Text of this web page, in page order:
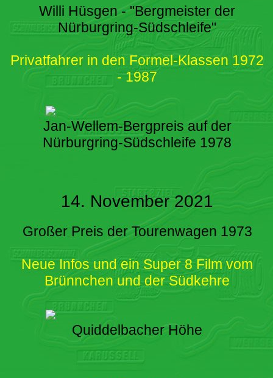
Willi Hüsgen - "Bergmeister der
Nürburgring-Südschleife"
Privatfahrer in den Formel-Klassen 1972
- 1987
Jan-Wellem-Bergpreis auf der
Nürburgring-Südschleife 1978
14. November 2021
Großer Preis der Tourenwagen 1973
Neue Infos und ein Super 8 Film vom
Brünnchen und der Südkehre
Quiddelbacher Höhe